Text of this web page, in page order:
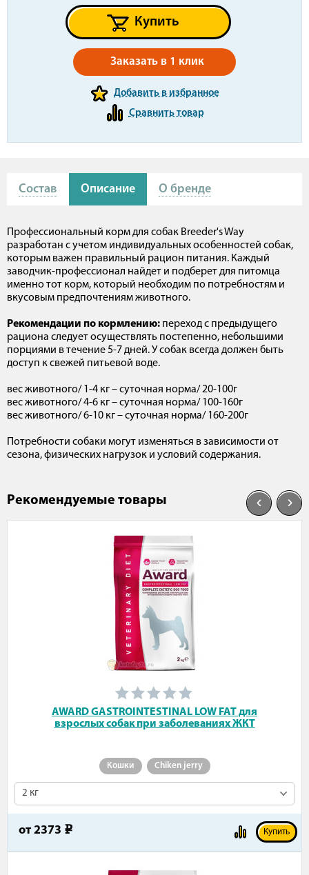
Купить
Заказать в 1 клик
Добавить в избранное
Сравнить товар
Состав Описание О бренде
Профессиональный корм для собак Breeder's Way
разработан c учетом индивидуальных особенностей собак,
которым важен правильный рацион питания. Каждый
заводчик-профессионал найдет и подберет для питомца
именно тот корм, который необходим по потребностям и
вкусовым предпочтениям животного.
Рекомендации по кормлению: переход с предыдущего
рациона следует осуществлять постепенно, небольшими
порциями в течение 5-7 дней. У собак всегда должен быть
доступ к свежей питьевой воде.
вес животного/ 1-4 кг – суточная норма/ 20-100г
вес животного/ 4-6 кг – суточная норма/ 100-160г
вес животного/ 6-10 кг – суточная норма/ 160-200г
Потребности собаки могут изменяться в зависимости от
сезона, физических нагрузок и условий содержания.
Рекомендуемые товары
AWARD GASTROINTESTINAL LOW FAT для
взрослых собак при заболеваниях ЖКТ
Кошки Chiken jerry
2 кг
от 2373 e Купить